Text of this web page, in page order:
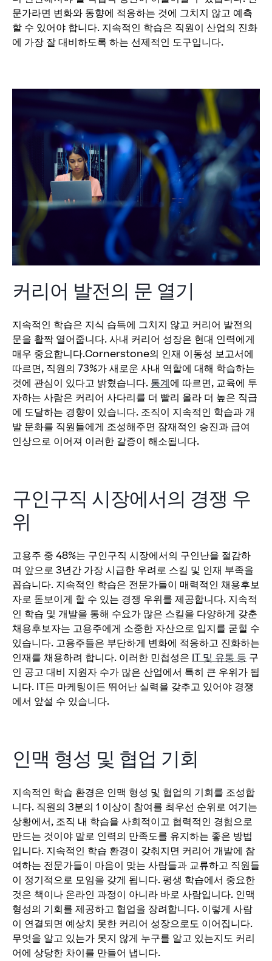
문가라면 변화와 동향에 적응하는 것에 그치지 않고 예측
할 수 있어야 합니다. 지속적인 학습은 직원이 산업의 진화
에 가장 잘 대비하도록 하는 선제적인 도구입니다.
커리어 발전의 문 열기
지속적인 학습은 지식 습득에 그치지 않고 커리어 발전의
문을 활짝 열어줍니다. 사내 커리어 성장은 현대 인력에게
매우 중요합니다.Cornerstone의 인재 이동성 보고서에
따르면, 직원의 73%가 새로운 사내 역할에 대해 학습하는
것에 관심이 있다고 밝혔습니다.통계에 따르면, 교육에 투
자하는 사람은 커리어 사다리를 더 빨리 올라 더 높은 직급
에 도달하는 경향이 있습니다. 조직이 지속적인 학습과 개
발 문화를 직원들에게 조성해주면 잠재적인 승진과 급여
인상으로 이어져 이러한 갈증이 해소됩니다.
구인구직 시장에서의 경쟁 우
위
고용주 중 48%는 구인구직 시장에서의 구인난을 절감하
며 앞으로 3년간 가장 시급한 우려로 스킬 및 인재 부족을
꼽습니다. 지속적인 학습은 전문가들이 매력적인 채용후보
자로 돋보이게 할 수 있는 경쟁 우위를 제공합니다. 지속적
인 학습 및 개발을 통해 수요가 많은 스킬을 다양하게 갖춘
채용후보자는 고용주에게 소중한 자산으로 입지를 굳힐 수
있습니다. 고용주들은 부단하게 변화에 적응하고 진화하는
인재를 채용하려 합니다. 이러한 민첩성은 IT 및 유통 등 구
인 공고 대비 지원자 수가 많은 산업에서 특히 큰 우위가 됩
니다. IT든 마케팅이든 뛰어난 실력을 갖추고 있어야 경쟁
에서 앞설 수 있습니다.
인맥 형성 및 협업 기회
지속적인 학습 환경은 인맥 형성 및 협업의 기회를 조성합
니다. 직원의 3분의 1 이상이 참여를 최우선 순위로 여기는
상황에서, 조직 내 학습을 사회적이고 협력적인 경험으로
만드는 것이야 말로 인력의 만족도를 유지하는 좋은 방법
입니다. 지속적인 학습 환경이 갖춰지면 커리어 개발에 참
여하는 전문가들이 마음이 맞는 사람들과 교류하고 직원들
이 정기적으로 모임을 갖게 됩니다. 평생 학습에서 중요한
것은 책이나 온라인 과정이 아니라 바로 사람입니다. 인맥
형성의 기회를 제공하고 협업을 장려합니다. 이렇게 사람
이 연결되면 예상치 못한 커리어 성장으로도 이어집니다.
무엇을 알고 있는가 못지 않게 누구를 알고 있는지도 커리
어에 상당한 차이를 만들어 냅니다.